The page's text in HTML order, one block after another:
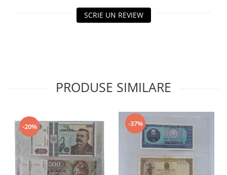
SCRIE UN REVIEW
PRODUSE SIMILARE
-20% -37%